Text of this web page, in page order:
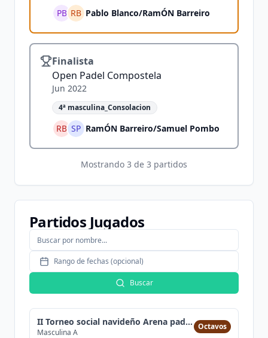
PB RB Pablo Blanco/RamÓN Barreiro
Finalista
Open Padel Compostela
Jun 2022
4ª masculina_Consolacion
RB SP RamÓN Barreiro/Samuel Pombo
Mostrando 3 de 3 partidos
Partidos Jugados
Rango de fechas (opcional)
Buscar
II Torneo social navideño Arena padel (solo jugado
Masculina A
Octavos